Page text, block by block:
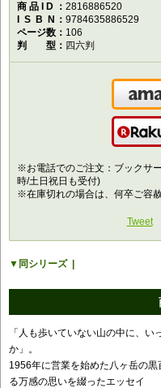
商品ID
2816886520
ISBN
9784635886529
ページ数
106
判型四六判
※お電話でのご注文：ブックサ
時/土日祝日も受付)
※在庫切れの場合は、何卒ご容赦
Tweet
同シリーズ
「人も歩いていない山の中に、
か」。
1956年に営業を始めた八ヶ岳の
る万感の思いを綴ったエッセイ